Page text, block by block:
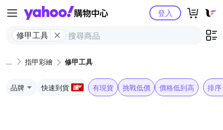
Yahoo購物中心
修甲工具
登入
指甲彩繪 修甲工具
品牌 快速到貨 有現貨 挑戰低價 價格低到高 排序